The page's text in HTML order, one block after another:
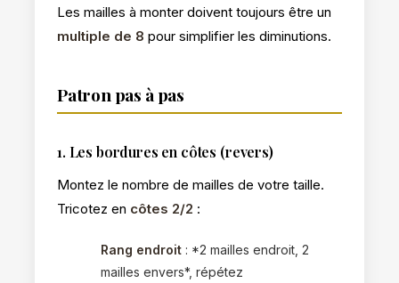
Les mailles à monter doivent toujours être un
multiple de 8 pour simplifier les diminutions.
Patron pas à pas
1. Les bordures en côtes (revers)
Montez le nombre de mailles de votre taille.
Tricotez en côtes 2/2 :
Rang endroit : *2 mailles endroit, 2
mailles envers*, répétez